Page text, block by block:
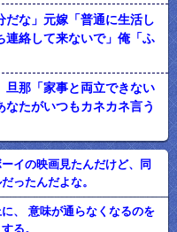
だな」元嫁「普通に生活し
連絡して来ないで」俺「ふ
旦那「家事と両立できない
たがいつもカネカネ言う
イの映画見たんだけど、同
ったんだよな。
、 意味が通らなくなるのを
る。